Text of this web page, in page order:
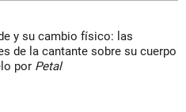
y su cambio físico: las
de la cantante sobre su cuerpo
por Petal